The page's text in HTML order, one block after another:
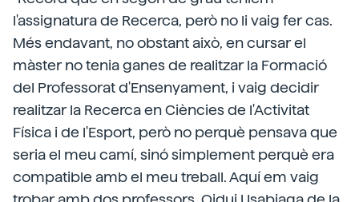
l'assignatura de Recerca, però no li vaig fer cas.
Més endavant, no obstant això, en cursar el
màster no tenia ganes de realitzar la Formació
del Professorat d'Ensenyament, i vaig decidir
realitzar la Recerca en Ciències de l'Activitat
Física i de l'Esport, però no perquè pensava que
seria el meu camí, sinó simplement perquè era
compatible amb el meu treball. Aquí em vaig